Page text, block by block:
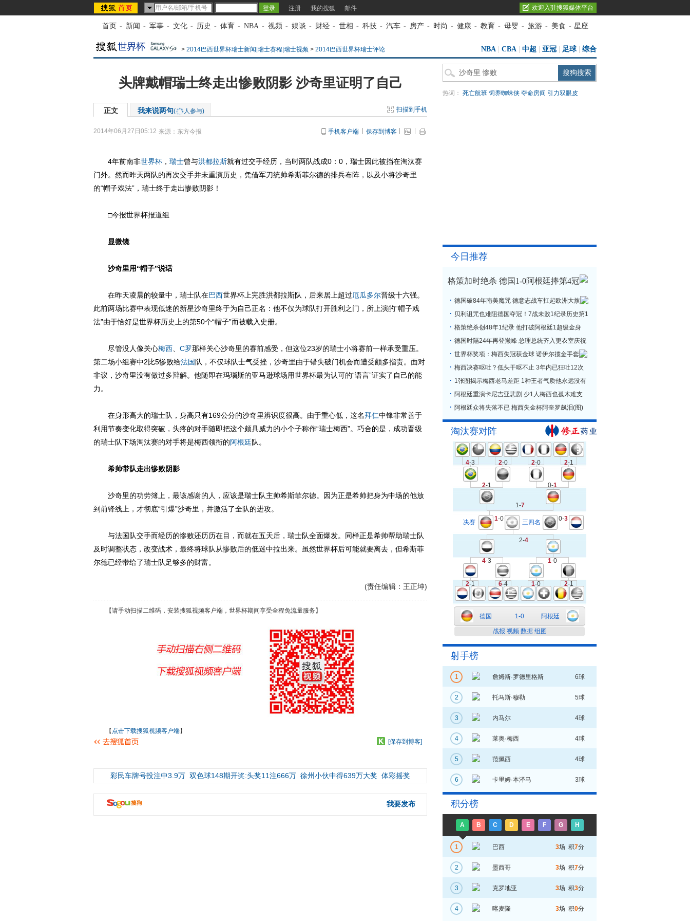
注册 我的搜狐 邮件 欢迎入驻搜狐媒体平台
首页 - 新闻 - 军事 - 文化 - 历史 - 体育 - NBA - 视频 - 娱谈 - 财经 - 世相 - 科技 - 汽车 - 房产 - 时尚 - 健康 - 教育 - 母婴 - 旅游 - 美食 - 星座
> 2014巴西世界杯瑞士新闻|瑞士赛程|瑞士视频 > 2014巴西世界杯瑞士评论 NBA CBA 中超 亚冠 足球| 综合
头牌戴帽瑞士终走出惨败阴影 沙奇里证明了自己
正文 我来说两句( 人参与) 扫描到手机
2014年06月27日05:12 来源： 东方今报 手机客户端 保存到博客
4年前南非世界杯 ， 瑞士曾与洪都拉斯就有过交手经历，当时两队战成0：0，瑞士因此被挡在淘汰赛
门外。然而昨天两队的再次交手并未重演历史，凭借军刀统帅希斯菲尔德的排兵布阵，以及小将沙奇里
的“帽子戏法”，瑞士终于走出惨败阴影！
□今报世界杯报道组
显微镜
沙奇里用“帽子”说话
在昨天凌晨的较量中，瑞士队在巴西世界杯上完胜洪都拉斯队，后来居上超过厄瓜多尔晋级十六强。
此前两场比赛中表现低迷的新星沙奇里终于为自己正名：他不仅为球队打开胜利之门，所上演的“帽子戏
法”由于恰好是世界杯历史上的第50个“帽子”而被载入史册。
尽管没人像关心梅西 C罗那样关心沙奇里的赛前感受，但这位23岁的瑞士小将赛前一样承受重压。
第二场小组赛中2比5惨败给法国队，不仅球队士气受挫，沙奇里由于错失破门机会而遭受颇多指责。面对
非议，沙奇里没有做过多辩解。他随即在玛瑙斯的亚马逊球场用世界杯最为认可的“语言”证实了自己的能
力。
在身形高大的瑞士队，身高只有169公分的沙奇里辨识度很高。由于重心低，这名拜仁中锋非常善于
利用节奏变化取得突破，头疼的对手随即把这个颇具威力的小个子称作“瑞士梅西”。巧合的是，成功晋级
的瑞士队下场淘汰赛的对手将是梅西领衔的阿根廷队。
希帅带队走出惨败阴影
沙奇里的功劳簿上，最该感谢的人，应该是瑞士队主帅希斯菲尔德。因为正是希帅把身为中场的他放
到前锋线上，才彻底“引爆”沙奇里，并激活了全队的进攻。
与法国队交手而经历的惨败还历历在目，而就在五天后，瑞士队全面爆发。同样正是希帅帮助瑞士队
及时调整状态，改变战术，最终将球队从惨败后的低迷中拉出来。虽然世界杯后可能就要离去，但希斯菲
尔德已经带给了瑞士队足够多的财富。
(责任编辑：王正坤)
【请手动扫描二维码，安装搜狐视频客户端，世界杯期间享受全程免流量服务】
【 点击下载搜狐视频客户端】
[保存到博客]
彩民车牌号投注中3.9万 双色球148期开奖:头奖11注666万 徐州小伙中得639万大奖 体彩摇奖
我要发布
热词： 死亡航班 饲养蜘蛛侠 夺命房间 引力双眼皮
今日推荐
格策加时绝杀 德国1-0阿根廷捧第4冠
德国破84年南美魔咒 德意志战车扛起欧洲大旗
贝利诅咒也难阻德国夺冠！7战未败1纪录历史第1
格策绝杀创48年1纪录 他打破阿根廷1超级金身
德国时隔24年再登巅峰 总理总统齐入更衣室庆祝
世界杯奖项：梅西失冠获金球 诺伊尔揽金手套
梅西决赛呕吐？低头干呕不止 3年内已狂吐12次
1张图揭示梅西老马差距 1种王者气质他永远没有
阿根廷重演卡尼吉亚悲剧 少1人梅西也孤木难支
阿根廷众将失落不已 梅西失金杯阿奎罗飙泪(图)
淘汰赛对阵
4-3 2-0 2-0 2-1
2-1 0-1
1-7
2-4
4-3 1-0
2-1 6-4 1-0 2-1
1-0 0-3
决赛 三四名
德国 1-0 阿根廷
战报 视频 数据 组图
射手榜
1 詹姆斯·罗德里格斯 6球
2 托马斯·穆勒 5球
3 内马尔 4球
4 莱奥·梅西 4球
5 范佩西 4球
6 卡里姆·本泽马 3球
积分榜
A B C D E F G H
1 巴西 3场 积7分
2 墨西哥 3场 积7分
3 克罗地亚 3场 积3分
4 喀麦隆 3场 积0分